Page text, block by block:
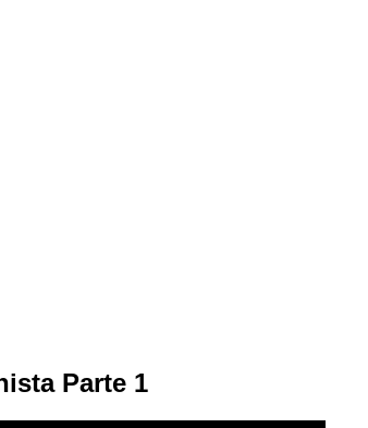
Parte 1